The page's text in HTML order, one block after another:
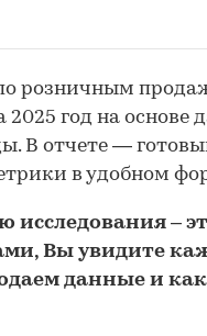
розничным
2025 год на основе
В отчете —
в удобном
исследования –
Вы увидите
данные и